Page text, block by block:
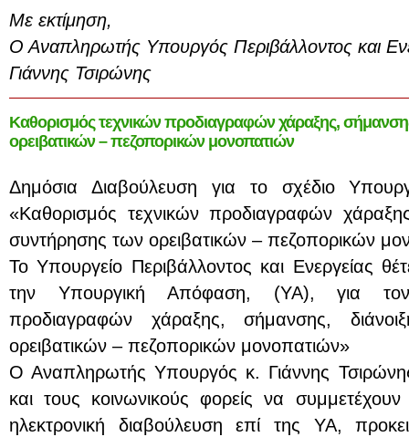
Με εκτίμηση,
Ο Αναπληρωτής Υπουργός Περιβάλλοντος και
Γιάννης Τσιρώνης
Καθορισμός τεχνικών προδιαγραφών χάραξης,
ορειβατικών – πεζοπορικών μονοπατιών
Δημόσια Διαβούλευση για το σχέδιο
«Καθορισμός τεχνικών προδιαγραφών
συντήρησης των ορειβατικών – πεζοπορικών
To Υπουργείο Περιβάλλοντος και Ενεργείας
την Υπουργική Απόφαση, (ΥΑ), για τον
προδιαγραφών χάραξης, σήμανσης,
ορειβατικών – πεζοπορικών μονοπατιών»
Ο Αναπληρωτής Υπουργός κ. Γιάννης
και τους κοινωνικούς φορείς να
ηλεκτρονική διαβούλευση επί της ΥΑ,